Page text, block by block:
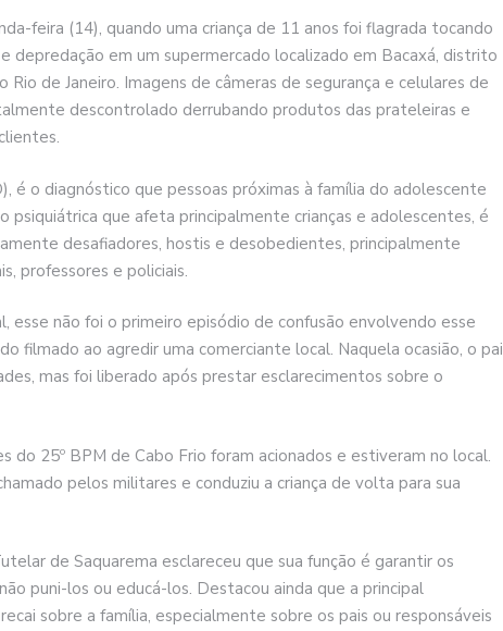
feira (14), quando uma criança de 11 anos foi flagrada tocando
depredação em um supermercado localizado em Bacaxá, distrito
Rio de Janeiro. Imagens de câmeras de segurança e celulares de
descontrolado derrubando produtos das prateleiras e
é o diagnóstico que pessoas próximas à família do adolescente
psiquiátrica que afeta principalmente crianças e adolescentes, é
desafiadores, hostis e desobedientes, principalmente
professores e policiais.
esse não foi o primeiro episódio de confusão envolvendo esse
filmado ao agredir uma comerciante local. Naquela ocasião, o pai
mas foi liberado após prestar esclarecimentos sobre o
do 25º BPM de Cabo Frio foram acionados e estiveram no local.
pelos militares e conduziu a criança de volta para sua
de Saquarema esclareceu que sua função é garantir os
puni-los ou educá-los. Destacou ainda que a principal
sobre a família, especialmente sobre os pais ou responsáveis